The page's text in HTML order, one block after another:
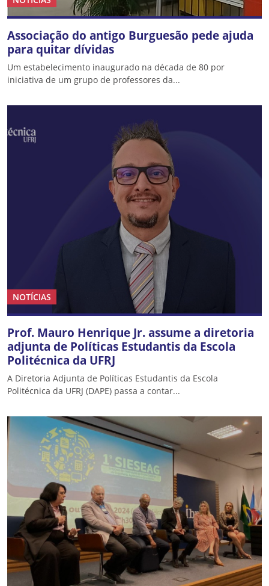
Associação do antigo Burguesão pede ajuda
para quitar dívidas
Um estabelecimento inaugurado na década de 80 por
iniciativa de um grupo de professores da...
NOTÍCIAS
Prof. Mauro Henrique Jr. assume a diretoria
adjunta de Políticas Estudantis da Escola
Politécnica da UFRJ
A Diretoria Adjunta de Políticas Estudantis da Escola
Politécnica da UFRJ (DAPE) passa a contar...